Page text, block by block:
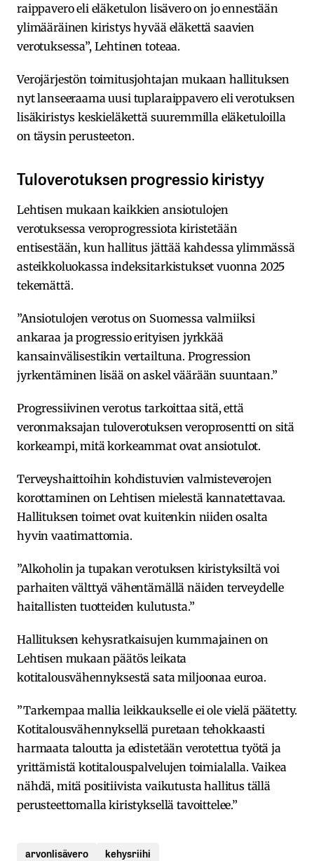
raippavero eli eläketulon lisävero on jo ennestään
ylimääräinen kiristys hyvää eläkettä saavien
verotuksessa”, Lehtinen toteaa.
Verojärjestön toimitusjohtajan mukaan hallituksen
nyt lanseeraama uusi tuplaraippavero eli verotuksen
lisäkiristys keskieläkettä suuremmilla eläketuloilla
on täysin perusteeton.
Tuloverotuksen progressio kiristyy
Lehtisen mukaan kaikkien ansiotulojen
verotuksessa veroprogressiota kiristetään
entisestään, kun hallitus jättää kahdessa ylimmässä
asteikkoluokassa indeksitarkistukset vuonna 2025
tekemättä.
”Ansiotulojen verotus on Suomessa valmiiksi
ankaraa ja progressio erityisen jyrkkää
kansainvälisestikin vertailtuna. Progression
jyrkentäminen lisää on askel väärään suuntaan.”
Progressiivinen verotus tarkoittaa sitä, että
veronmaksajan tuloverotuksen veroprosentti on sitä
korkeampi, mitä korkeammat ovat ansiotulot.
Terveyshaittoihin kohdistuvien valmisteverojen
korottaminen on Lehtisen mielestä kannatettavaa.
Hallituksen toimet ovat kuitenkin niiden osalta
hyvin vaatimattomia.
”Alkoholin ja tupakan verotuksen kiristyksiltä voi
parhaiten välttyä vähentämällä näiden terveydelle
haitallisten tuotteiden kulutusta.”
Hallituksen kehysratkaisujen kummajainen on
Lehtisen mukaan päätös leikata
kotitalousvähennyksestä sata miljoonaa euroa.
”Tarkempaa mallia leikkaukselle ei ole vielä päätetty.
Kotitalousvähennyksellä puretaan tehokkaasti
harmaata taloutta ja edistetään verotettua työtä ja
yrittämistä kotitalouspalvelujen toimialalla. Vaikea
nähdä, mitä positiivista vaikutusta hallitus tällä
perusteettomalla kiristyksellä tavoittelee.”
arvonlisävero kehysriihi